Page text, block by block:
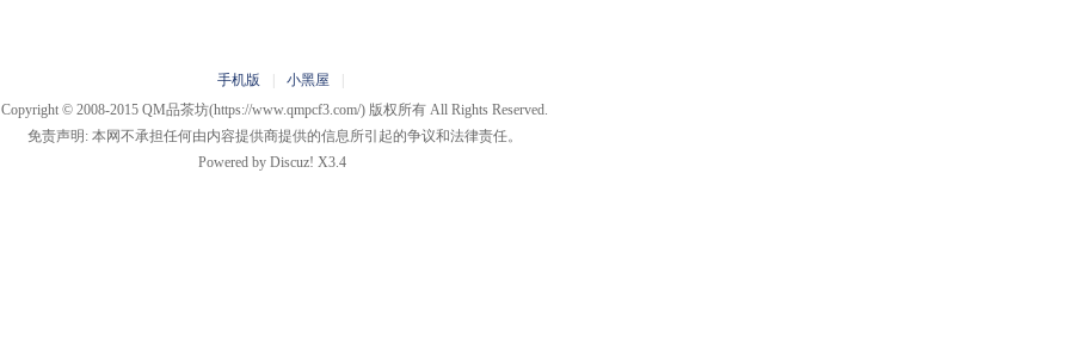
手机版 小黑屋
Copyright © 2008-2015 QM品茶坊(https://www.qmpcf3.com/) 版权所有 All Rights Reserved.
免责声明: 本网不承担任何由内容提供商提供的信息所引起的争议和法律责任。
Powered byDiscuz! X3.4